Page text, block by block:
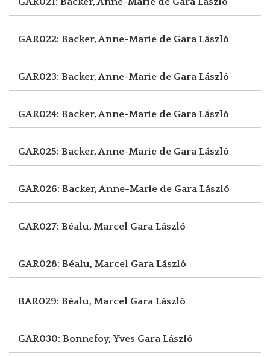
GAR022: Backer, Anne-Marie de Gara László
GAR023: Backer, Anne-Marie de Gara László
GAR024: Backer, Anne-Marie de Gara László
GAR025: Backer, Anne-Marie de Gara László
GAR026: Backer, Anne-Marie de Gara László
GAR027: Béalu, Marcel Gara László
GAR028: Béalu, Marcel Gara László
BAR029: Béalu, Marcel Gara László
GAR030: Bonnefoy, Yves Gara László